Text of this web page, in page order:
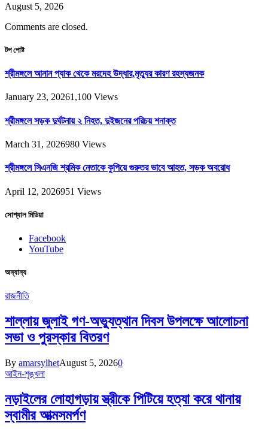
August 5, 2026
Comments are closed.
টপ পোষ্ট
শ্রীমঙ্গলে আনান প্যাক থেকে মরদেহ উদ্ধার,মৃত্যুর কারণ রহস্যজনক
January 23, 20261,100 Views
শ্রীমঙ্গলে সড়ক দুর্ঘটনায় ২ নিহত, দুইজনের পরিচয় শনাক্ত
March 31, 2026980 Views
শ্রীমঙ্গলে সিএনজি শ্রমিক নেতাকে কুপিয়ে গুরুতর ভাবে আহত, সড়ক অবরোধ
April 12, 2026951 Views
সোশ্যাল মিডিয়া
Facebook
YouTube
অন্যান্য
রাজনীতি
শাল্লায় জুলাই গণ-অভ্যুত্থান দিবস উপলক্ষে আলোচনা
সভা ও পুরস্কার বিতরণ
By amarsylhetAugust 5, 20260
আইন-শৃঙ্খলা
নড়াইলের লোহাগড়ায় স্ত্রীকে পিটিয়ে হত্যা করে থানায়
স্বামীর আত্মসমর্পণ